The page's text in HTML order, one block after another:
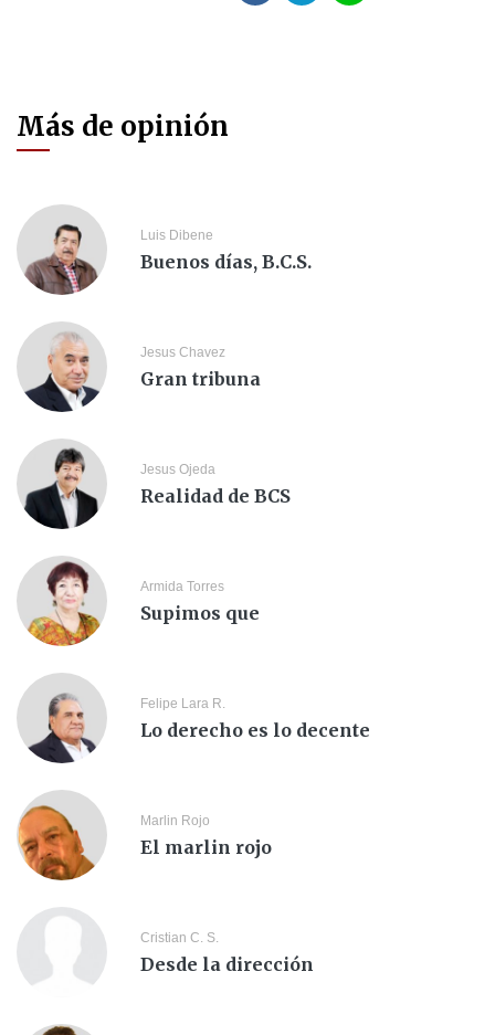
Más de opinión
Luis Dibene
Buenos días, B.C.S.
Jesus Chavez
Gran tribuna
Jesus Ojeda
Realidad de BCS
Armida Torres
Supimos que
Felipe Lara R.
Lo derecho es lo decente
Marlin Rojo
El marlin rojo
Cristian C. S.
Desde la dirección